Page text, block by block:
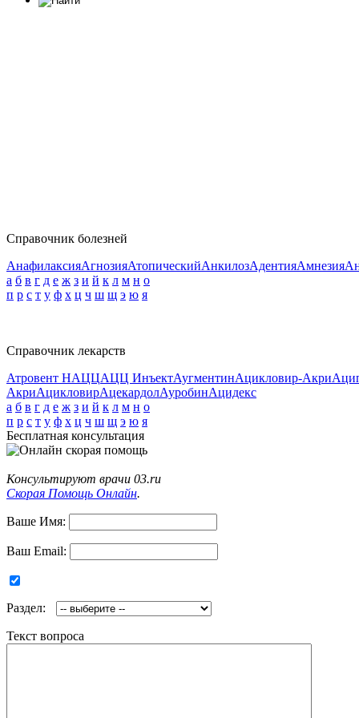
Справочник болезней
АнафилаксияАгнозияАтопическийАнкилозАдентияАмнезия
а б в г д е ж з и й к л м н о
п р с т у ф х ц ч ш щ э ю я
Справочник лекарств
Атровент НАЦЦАЦЦ ИнъектАугментинАцикловир-Акри
АкриАцикловирАцекардолАуробинАцидекс
а б в г д е ж з и й к л м н о
п р с т у ф х ц ч ш щ э ю я
Бесплатная консультация
Консультируют врачи 03.ru
Скорая Помощь Онлайн.
Ваше Имя:
Ваш Email:
Раздел:
Текст вопроса